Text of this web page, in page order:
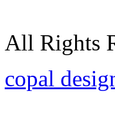
All Rights
copal